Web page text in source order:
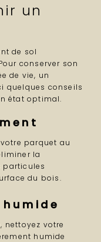
un
de sol
conserver son
de vie, un
quelques conseils
état optimal.
parquet au
la
particules
du bois.
nettoyez votre
humide